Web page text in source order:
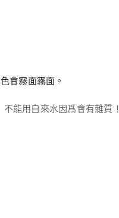
會霧面霧面。
能用自來水因爲會有雜質！